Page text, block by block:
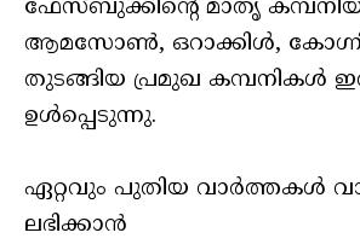
ഫേസ്ബുക്കിന്റെ മാതൃ
ആമസോൺ, ഒറാക്കിൾ,
തുടങ്ങിയ പ്രമുഖ കമ്പനികൾ
ഉൾപ്പെടുന്നു.
ഏറ്റവും പുതിയ വാർത്തകൾ
ലഭിക്കാൻ